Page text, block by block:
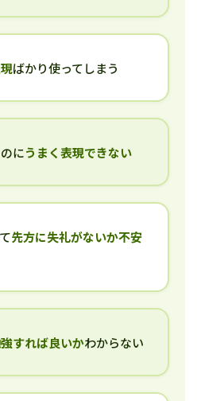
ばかり使ってしまう
にうまく表現できない
先方に失礼がないか不安
すれば良いかわからない